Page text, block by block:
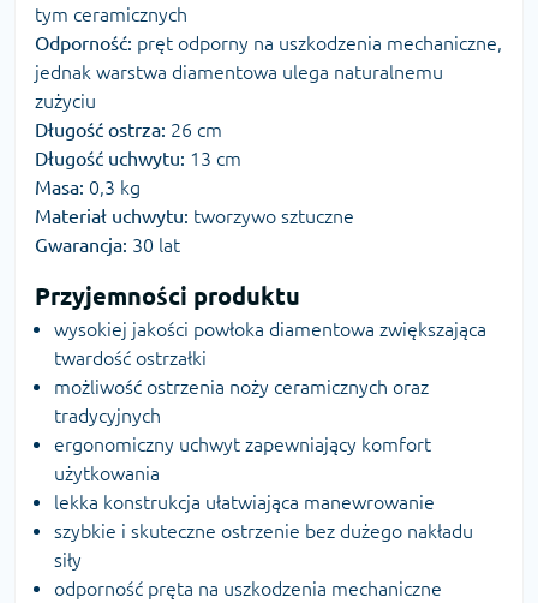
tym ceramicznych
Odporność: pręt odporny na uszkodzenia mechaniczne,
jednak warstwa diamentowa ulega naturalnemu
zużyciu
Długość ostrza: 26 cm
Długość uchwytu: 13 cm
Masa: 0,3 kg
Materiał uchwytu: tworzywo sztuczne
Gwarancja: 30 lat
Przyjemności produktu
wysokiej jakości powłoka diamentowa zwiększająca
twardość ostrzałki
możliwość ostrzenia noży ceramicznych oraz
tradycyjnych
ergonomiczny uchwyt zapewniający komfort
użytkowania
lekka konstrukcja ułatwiająca manewrowanie
szybkie i skuteczne ostrzenie bez dużego nakładu
siły
odporność pręta na uszkodzenia mechaniczne